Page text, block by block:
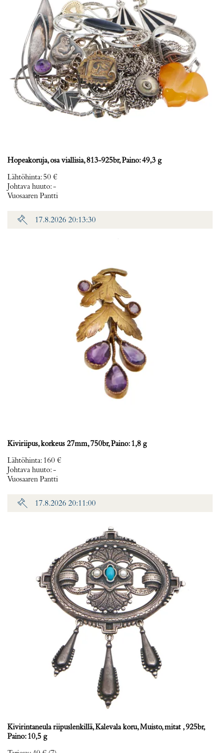
Hopeakoruja, osa viallisia, 813-925br, Paino: 49,3 g
Lähtöhinta: 50 €
Johtava huuto:-
Vuosaaren Pantti
17.8.2026 20:13:30
Kiviriipus, korkeus 27mm, 750br, Paino: 1,8 g
Lähtöhinta: 160 €
Johtava huuto:-
Vuosaaren Pantti
17.8.2026 20:11:00
Kivirintaneula riipuslenkillä, Kalevala koru, Muisto, mitat , 925br,
Paino: 10,5 g